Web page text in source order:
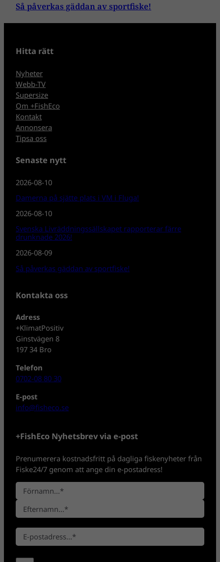
Så påverkas gäddan av sportfiske!
Hitta rätt
Nyheter
Webb-TV
Supersize
Om +FishEco
Kontakt
Annonsera
Tipsa oss
Senaste nytt
2026-08-10
Damerna på sjätte plats i VM i Fluga!
2026-08-10
Svenska Livräddningssällskapet rapporterar färre
drunknade 2026!
2026-08-09
Så påverkas gäddan av sportfiske!
Kontakta oss
Adress
+KlimatPositiv
Ginstvägen 8
197 34 Bro
Telefon
0702-08 80 30
E-post
info@fisheco.se
+FishEco Nyhetsbrev via e-post
Prenumerera kostnadsfritt på dagliga fiskenyheter från
Fiske24/7 genom att ange din e-postadress!
N
a
n
*
F
ö
r
a
m
t
e
E
-